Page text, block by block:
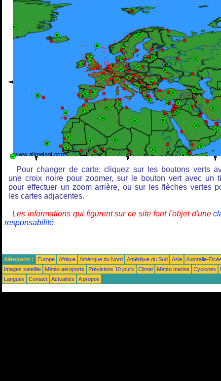
Pour changer de carte: cliquez sur les boutons verts
une croix noire pour zoomer, sur le bouton vert avec un
pour effectuer un zoom arrière, ou sur les flèches vertes
les cartes adjacentes.
Les informations qui figurent sur ce site font l'objet d'une
responsabilité
Aéroports : Europe Afrique Amérique du Nord Amérique du Sud Asie
Australie-
Images satellite
Météo aéroports Prévisions 10 jours Climat Météo marine Cyclones
Langues
Contact Actualités A propos